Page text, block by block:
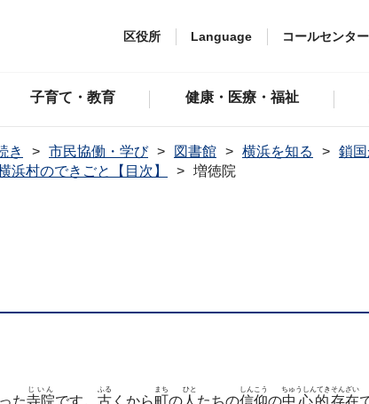
区役所 Language コールセンター
子育て・教育 健康・医療・福祉
き 市民協働・学び 図書館 横浜を知る
鎖
村のできごと【目次】
増徳院
た寺院
じいん
です。 古
ふる
くから町
まち
の人
ひと
たちの信仰
しんこう
の中心的
ちゅうしんてき
存在
そんざい